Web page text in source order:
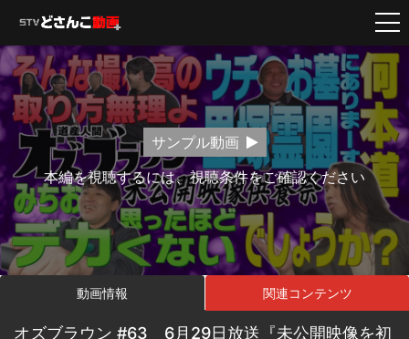
サンプル動画
本編を視聴するには、視聴条件をご確認ください
動画情報 関連コンテンツ
オズブラウン #63 6月29日放送『未公開映像を初